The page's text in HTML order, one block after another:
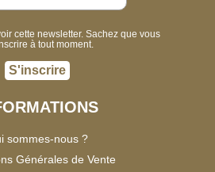
cette newsletter. Sachez que vous
à tout moment.
S'inscrire
sommes-nous ?
Générales de Vente